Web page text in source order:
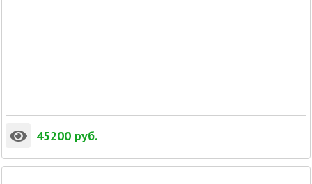
45200 руб.